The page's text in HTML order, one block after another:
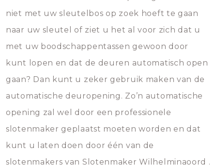
niet met uw sleutelbos op zoek hoeft te gaan
naar uw sleutel of ziet u het al voor zich dat u
met uw boodschappentassen gewoon door
kunt lopen en dat de deuren automatisch open
gaan? Dan kunt u zeker gebruik maken van de
automatische deuropening. Zo’n automatische
opening zal wel door een professionele
slotenmaker geplaatst moeten worden en dat
kunt u laten doen door één van de
slotenmakers van Slotenmaker Wilhelminaoord .